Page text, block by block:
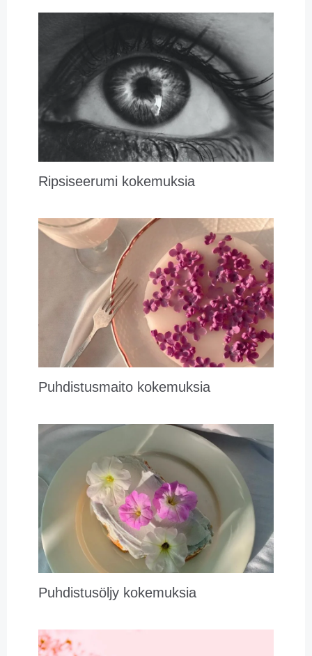
Ripsiseerumi kokemuksia
Puhdistusmaito kokemuksia
Puhdistusöljy kokemuksia